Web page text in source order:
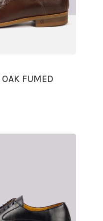
FUMED